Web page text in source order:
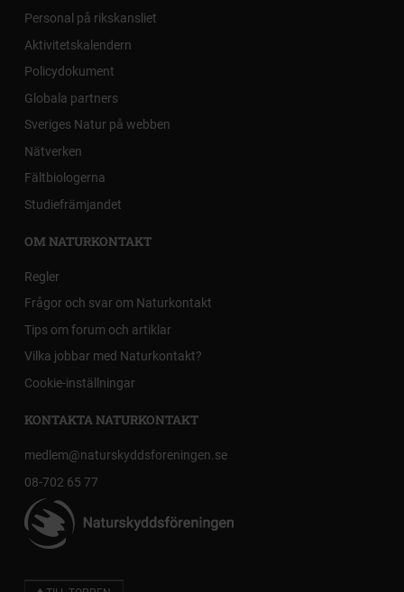
Personal på rikskansliet
Aktivitetskalendern
Policydokument
Globala partners
Sveriges Natur på webben
Nätverken
Fältbiologerna
Studiefrämjandet
OM NATURKONTAKT
Regler
Frågor och svar om Naturkontakt
Tips om forum och artiklar
Vilka jobbar med Naturkontakt?
Cookie-inställningar
KONTAKTA NATURKONTAKT
medlem@naturskyddsforeningen.se
08-702 65 77